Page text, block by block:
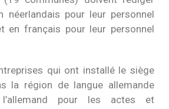
néerlandais pour leur personnel
en français pour leur personnel
qui ont installé le siège
la région de langue allemande
pour les actes et